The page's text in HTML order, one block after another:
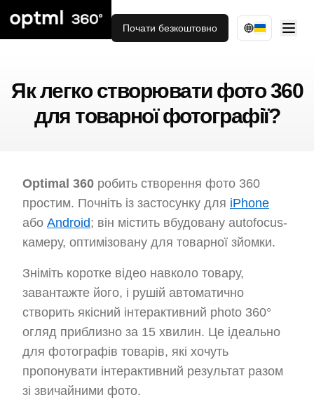
Почати безкоштовно
Як легко створювати фото 360
для товарної фотографії?
Optimal 360 робить створення фото 360
простим. Почніть із застосунку для iPhone
або Android; він містить вбудовану autofocus-
камеру, оптимізовану для товарної зйомки.
Зніміть коротке відео навколо товару,
завантажте його, і рушій автоматично
створить якісний інтерактивний photo 360°
огляд приблизно за 15 хвилин. Це ідеально
для фотографів товарів, які хочуть
пропонувати інтерактивний результат разом
зі звичайними фото.